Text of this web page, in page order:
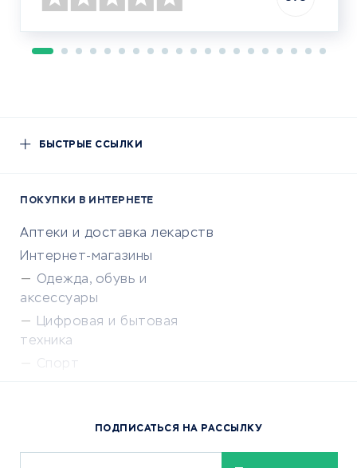
БЫСТРЫЕ ССЫЛКИ
ПОКУПКИ В ИНТЕРНЕТЕ
Аптеки и доставка лекарств
Интернет-магазины
Одежда, обувь и
аксессуары
Цифровая и бытовая
техника
Спорт
Сервисы доставкиПОДПИСАТЬСЯ НА РАССЫЛКУ